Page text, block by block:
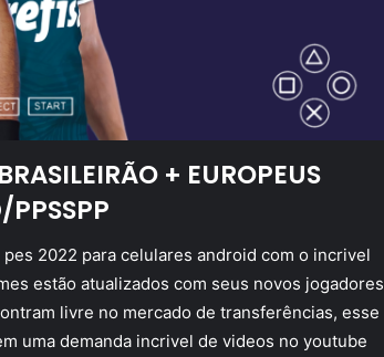
+ EUROPEUS
2022 para celulares android com o incrivel
estão atualizados com seus novos jogadores
livre no mercado de transferências, esse
uma demanda incrivel de videos no youtube